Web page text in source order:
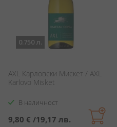
0.750 л.
AXL Карловски Мискет / AXL
Karlovo Misket
В наличност
9,80 € /19,17 лв.